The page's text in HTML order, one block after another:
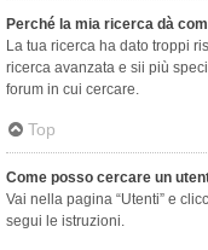
Perché la mia ricerca dà
La tua ricerca ha dato troppi
ricerca avanzata e sii più
forum in cui cercare.
Top
Come posso cercare un
Vai nella pagina “Utenti” e
segui le istruzioni.